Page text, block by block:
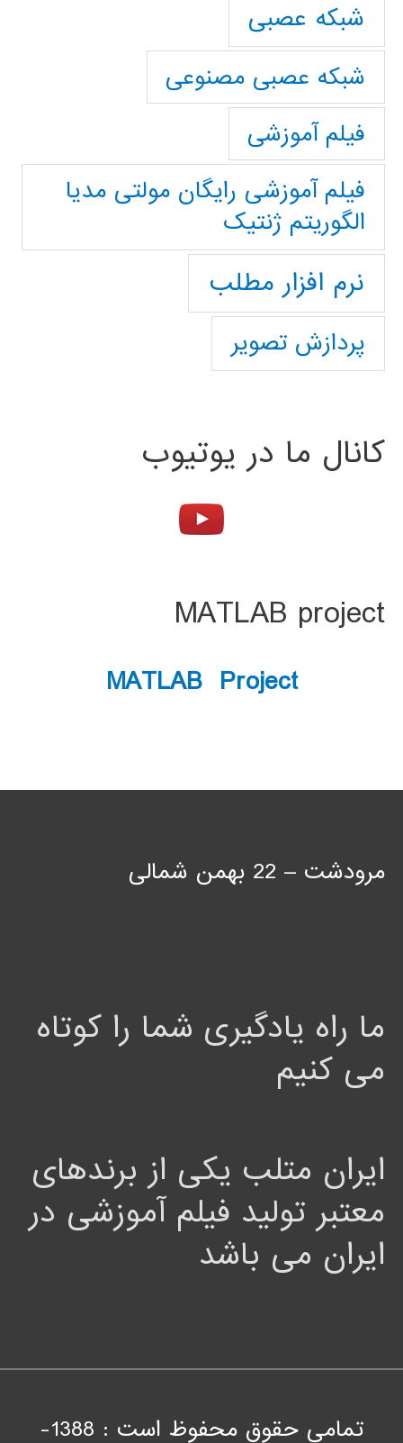
شبکه عصبی
شبکه عصبی مصنوعی
فیلم آموزشی
فیلم آموزشی رایگان مولتی مدیا
الگوریتم ژنتیک
نرم افزار مطلب
پردازش تصویر
کانال ما در یوتیوب
MATLAB project
MATLAB Project
مرودشت – 22 بهمن شمالی
ما راه یادگیری شما را کوتاه
می کنیم
ایران متلب یکی از برندهای
معتبر تولید فیلم آموزشی در
ایران می باشد
تمامی حقوق محفوظ است : 1388-